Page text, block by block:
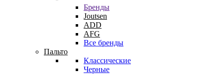
Бренды
Joutsen
ADD
AFG
Все бренды
Пальто
Классические
Черные